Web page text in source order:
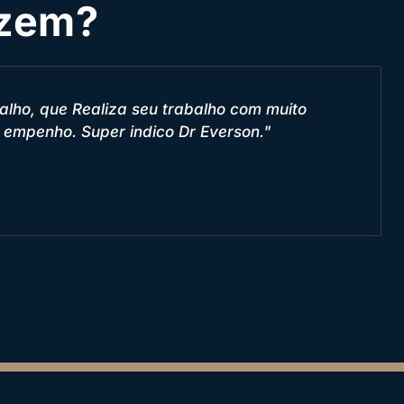
que a princípio eu achava que não teria